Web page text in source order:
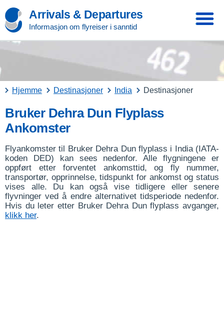
Arrivals & Departures
Informasjon om flyreiser i sanntid
Hjemme Destinasjoner India Destinasjoner
Bruker Dehra Dun Flyplass
Ankomster
Flyankomster til Bruker Dehra Dun flyplass i India (IATA-
koden DED) kan sees nedenfor. Alle flygningene er
oppført etter forventet ankomsttid, og fly nummer,
transportør, opprinnelse, tidspunkt for ankomst og status
vises alle. Du kan også vise tidligere eller senere
flyvninger ved å endre alternativet tidsperiode nedenfor.
Hvis du leter etter Bruker Dehra Dun flyplass avganger,
klikk her.